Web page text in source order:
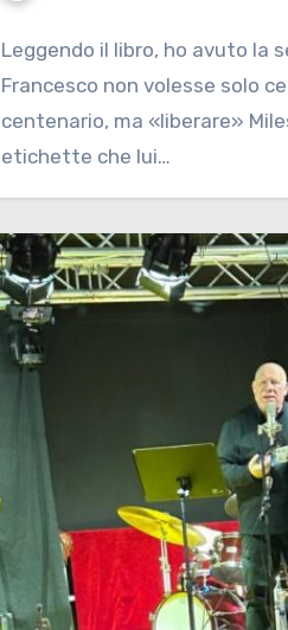
Leggendo il libro, ho avuto la
Francesco non volesse solo
centenario, ma «liberare»
etichette che lui…